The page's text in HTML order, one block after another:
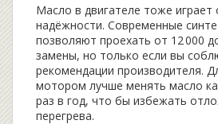
Масло в двигателе тоже играет
надёжности. Современные
позволяют проехать от 12 000
замены, но только если вы
рекомендации производителя.
мотором лучше менять масло
раз в год, что бы избежать
перегрева.